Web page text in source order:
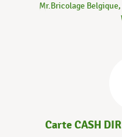
Mr.Bricolage
Carte CASH